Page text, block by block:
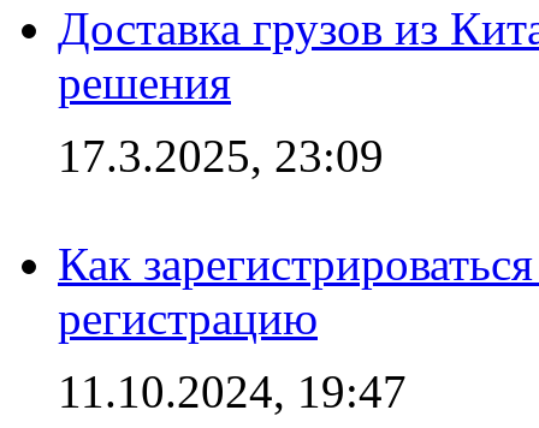
Доставка грузов из
решения
17.3.2025, 23:09
Как
регистрацию
11.10.2024, 19:47